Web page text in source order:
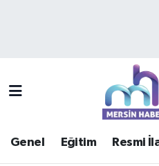
Genel Eğitim Resmi
Mersin Trafik
Süper Lig Puan